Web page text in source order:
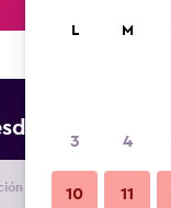
Oferta
L M
3 4
10 11